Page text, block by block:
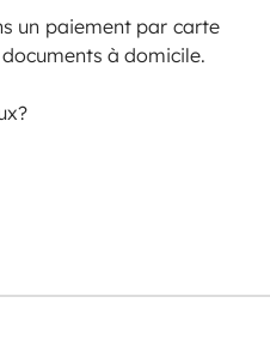
un paiement par carte
à domicile.